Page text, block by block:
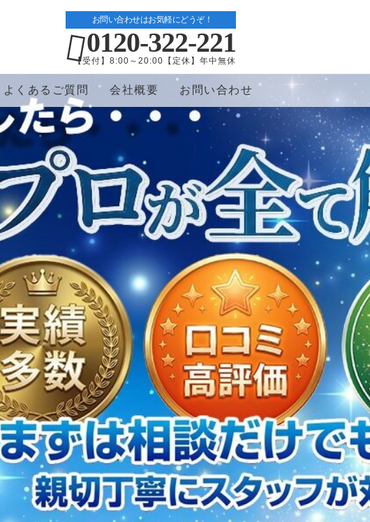
お問い合わせはお気軽にどうぞ！
0120-322-221
【受付】8:00～20:00【定休】年中無休
よくあるご質問 会社概要 お問い合わせ